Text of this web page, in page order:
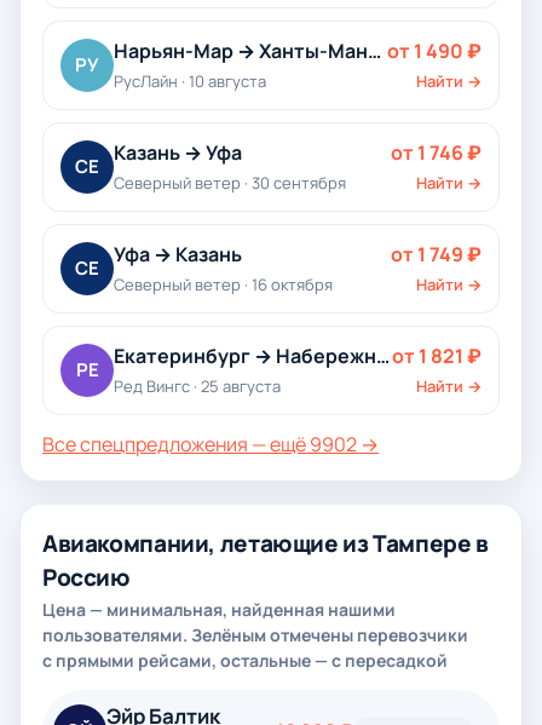
РУ
Нарьян-Мар → Ханты-Мансийск
РусЛайн · 10 августа
от 1 490 ₽
Найти →
СЕ
Казань → Уфа
Северный ветер · 30 сентября
от 1 746 ₽
Найти →
СЕ
Уфа → Казань
Северный ветер · 16 октября
от 1 749 ₽
Найти →
РЕ
Екатеринбург → Набережные Челны
Ред Вингс · 25 августа
от 1 821 ₽
Найти →
Все спецпредложения — ещё 9902 →
Авиакомпании, летающие из Тампере в
Россию
Цена — минимальная, найденная нашими
пользователями. Зелёным отмечены перевозчики
с прямыми рейсами, остальные — с пересадкой
Эйр Балтик